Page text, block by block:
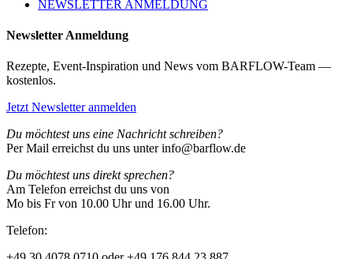
NEWSLETTER ANMELDUNG
Newsletter Anmeldung
Rezepte, Event-Inspiration und News vom BARFLOW-Team —
kostenlos.
Jetzt Newsletter anmelden
Du möchtest uns eine Nachricht schreiben?
Per Mail erreichst du uns unter info@barflow.de
Du möchtest uns direkt sprechen?
Am Telefon erreichst du uns von
Mo bis Fr von 10.00 Uhr und 16.00 Uhr.
Telefon: